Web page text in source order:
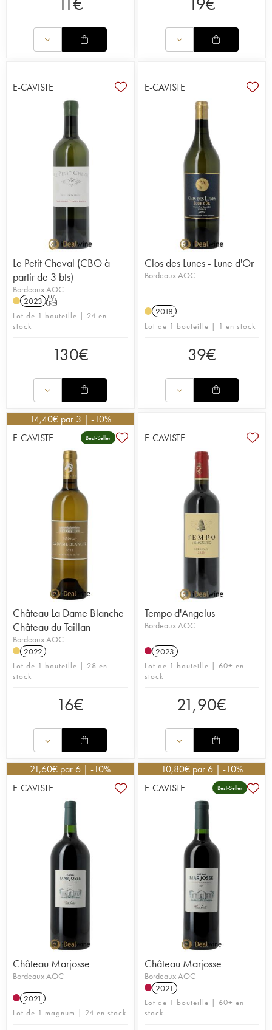
E-CAVISTE
Le Petit Cheval (CBO à
partir de 3 bts)
Bordeaux AOC
2023 T
Lot de 1 bouteille | 24 en
stock
130€
E-CAVISTE
Clos des Lunes - Lune d'Or
Bordeaux AOC
2018
Lot de 1 bouteille | 1 en stock
39€
14,40€ par 3 | -10%
E-CAVISTE
Best-Seller
Château La Dame Blanche
Château du Taillan
Bordeaux AOC
2022
Lot de 1 bouteille | 28 en
stock
16€
E-CAVISTE
Tempo d'Angelus
Bordeaux AOC
2023
Lot de 1 bouteille | 60+ en
stock
21,90€
21,60€ par 6 | -10%
E-CAVISTE
Château Marjosse
Bordeaux AOC
2021
Lot de 1 magnum | 24 en stock
10,80€ par 6 | -10%
E-CAVISTE
Best-Seller
Château Marjosse
Bordeaux AOC
2021
Lot de 1 bouteille | 60+ en
stock